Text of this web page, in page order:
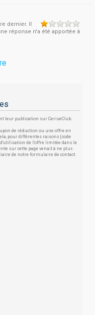
dernier. Il
réponse n'a été apportée à
leur publication sur CeriseClub.
de réduction ou une offre en
pour différentes raisons (code
de l'offre limitée dans le
sur cette page venait à ne plus
de notre formulaire de contact.